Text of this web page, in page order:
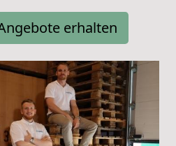
erhalten